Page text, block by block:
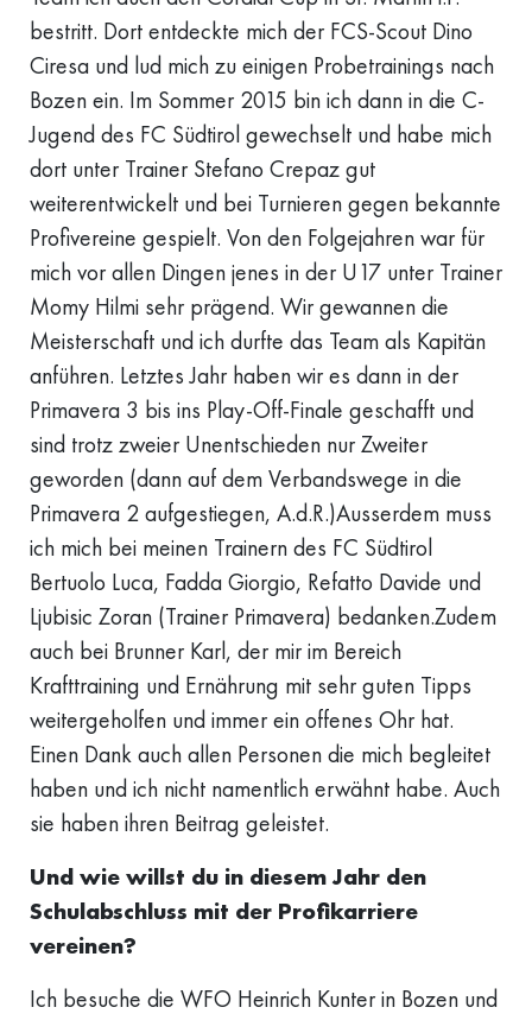
bestritt. Dort entdeckte mich der FCS-Scout Dino
Ciresa und lud mich zu einigen Probetrainings nach
Bozen ein. Im Sommer 2015 bin ich dann in die C-
Jugend des FC Südtirol gewechselt und habe mich
dort unter Trainer Stefano Crepaz gut
weiterentwickelt und bei Turnieren gegen bekannte
Profivereine gespielt. Von den Folgejahren war für
mich vor allen Dingen jenes in der U17 unter Trainer
Momy Hilmi sehr prägend. Wir gewannen die
Meisterschaft und ich durfte das Team als Kapitän
anführen. Letztes Jahr haben wir es dann in der
Primavera 3 bis ins Play-Off-Finale geschafft und
sind trotz zweier Unentschieden nur Zweiter
geworden (dann auf dem Verbandswege in die
Primavera 2 aufgestiegen, A.d.R.)Ausserdem muss
ich mich bei meinen Trainern des FC Südtirol
Bertuolo Luca, Fadda Giorgio, Refatto Davide und
Ljubisic Zoran (Trainer Primavera) bedanken.Zudem
auch bei Brunner Karl, der mir im Bereich
Krafttraining und Ernährung mit sehr guten Tipps
weitergeholfen und immer ein offenes Ohr hat.
Einen Dank auch allen Personen die mich begleitet
haben und ich nicht namentlich erwähnt habe. Auch
sie haben ihren Beitrag geleistet.
Und wie willst du in diesem Jahr den
Schulabschluss mit der Profikarriere
vereinen?
Ich besuche die WFO Heinrich Kunter in Bozen und